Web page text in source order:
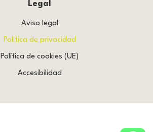
Legal
Aviso legal
Política de privacidad
Política de cookies (UE)
Accesibilidad